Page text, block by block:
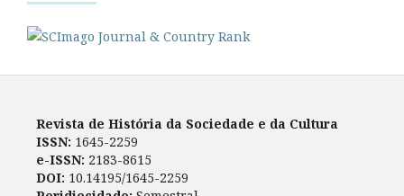
Revista de História da Sociedade e da Cultura
ISSN: 1645-2259
e-ISSN: 2183-8615
DOI: 10.14195/1645-2259